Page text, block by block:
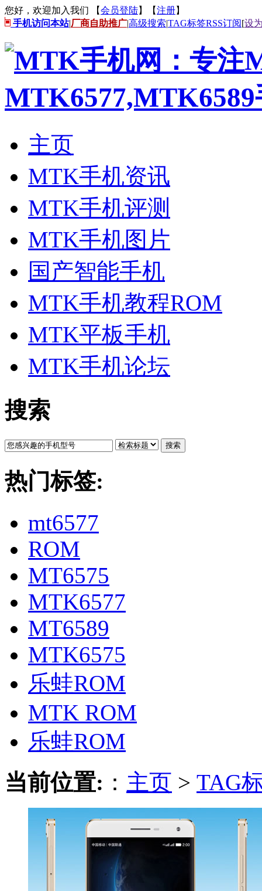
您好，欢迎加入我们 【会员登陆】【注册】
手机访问本站|厂商自助推广|高级搜索|TAG标签RSS订阅[设
主页
MTK手机资讯
MTK手机评测
MTK手机图片
国产智能手机
MTK手机教程ROM
MTK平板手机
MTK手机论坛
搜索
搜索
热门标签:
mt6577
ROM
MT6575
MTK6577
MT6589
MTK6575
乐蛙ROM
MTK ROM
乐蛙ROM
当前位置: ： 主页 > TAG